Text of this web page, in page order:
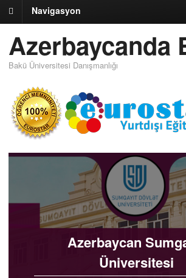
Navigasyon
Azerbaycanda
Bakü Üniversitesi Danışmanlığı
Azerbaycan
Üniversitesi